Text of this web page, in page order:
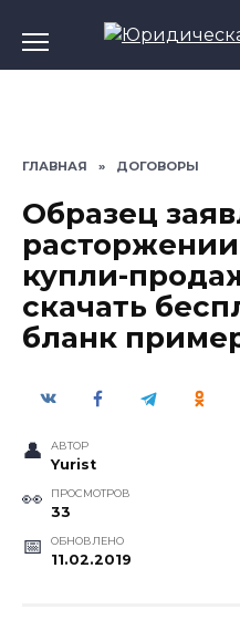
содержанию
ГЛАВНАЯ » ДОГОВОРЫ
Образец
купли-
скачать
бланк
АВТОР
Yurist
ПРОСМОТРОВ
33
ОБНОВЛЕНО
11.02.2019